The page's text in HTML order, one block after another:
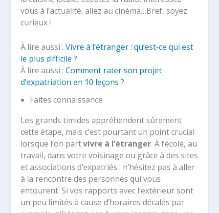
vous à l’actualité, allez au cinéma…Bref, soyez
curieux !
À lire aussi :Vivre à l’étranger : qu’est-ce qui est
le plus difficile ?
À lire aussi :Comment rater son projet
d’expatriation en 10 leçons ?
Faites connaissance
Les grands timides appréhendent sûrement
cette étape, mais c’est pourtant un point crucial
lorsque l’on partvivre à l’étranger. À l’école, au
travail, dans votre voisinage ou grâce à des sites
et associations d’expatriés : n’hésitez pas à aller
à la rencontre des personnes qui vous
entourent. Si vos rapports avec l’extérieur sont
un peu limités à cause d’horaires décalés par